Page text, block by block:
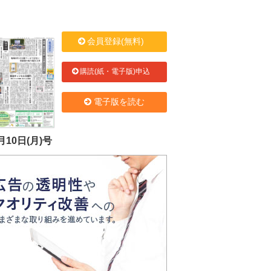
10日(月)号
会員登録(無料)
購読(紙・電子版)申込
電子版を読む